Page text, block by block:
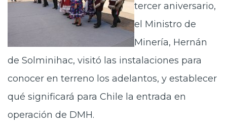
tercer aniversario,
el Ministro de
Minería, Hernán
de Solminihac, visitó las instalaciones para
conocer en terreno los adelantos, y establecer
qué significará para Chile la entrada en
operación de DMH.